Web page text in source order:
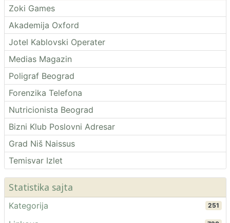
Zoki Games
Akademija Oxford
Jotel Kablovski Operater
Medias Magazin
Poligraf Beograd
Forenzika Telefona
Nutricionista Beograd
Bizni Klub Poslovni Adresar
Grad Niš Naissus
Temisvar Izlet
Statistika sajta
Kategorija 251